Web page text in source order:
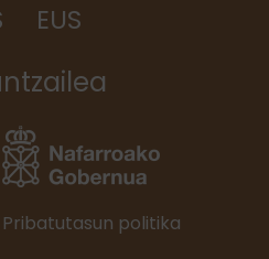
EUS
Pribatutasun politika